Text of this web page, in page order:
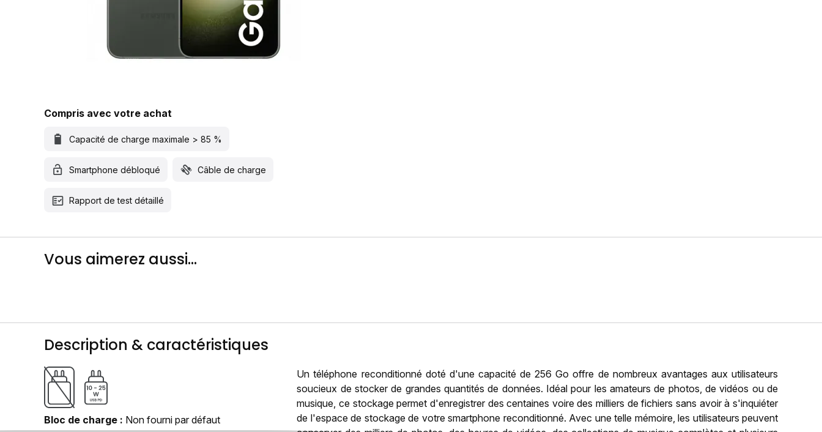
Compris avec votre achat
Capacité de charge maximale > 85 %
Smartphone débloqué Câble de charge
Rapport de test détaillé
Vous aimerez aussi...
Description & caractéristiques
Bloc de charge
Non fourni par défaut
Un téléphone reconditionné doté d'une capacité de 256 Go offre de nombreux avantages aux utilisateurs
soucieux de stocker de grandes quantités de données. Idéal pour les amateurs de photos, de vidéos ou de
musique, ce stockage permet d'enregistrer des centaines voire des milliers de fichiers sans avoir à s'inquiéter
de l'espace de stockage de votre smartphone reconditionné. Avec une telle mémoire, les utilisateurs peuvent